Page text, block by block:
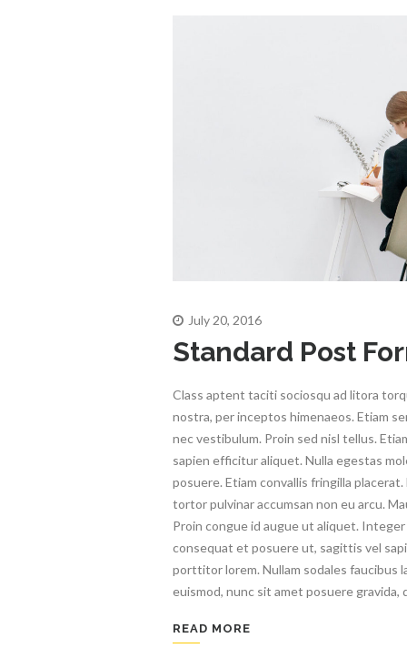
July 20, 2016
Standard Post
Class aptent taciti sociosqu ad litora
nostra, per inceptos himenaeos. Etiam
nec vestibulum. Proin sed nisl tellus.
sapien efficitur aliquet. Nulla egestas
posuere. Etiam convallis fringilla
tortor pulvinar accumsan non eu arcu.
Proin congue id augue ut aliquet.
consequat et posuere ut, sagittis vel
porttitor lorem. Nullam sodales faucibus
euismod, nunc sit amet posuere gravida,
READ MORE